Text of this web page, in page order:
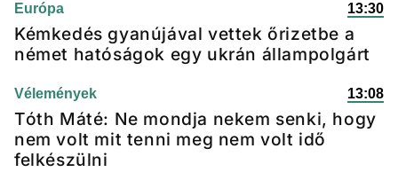
Európa 13:30
Kémkedés gyanújával vettek őrizetbe a
német hatóságok egy ukrán állampolgárt
Vélemények 13:08
Tóth Máté: Ne mondja nekem senki, hogy
nem volt mit tenni meg nem volt idő
felkészülni